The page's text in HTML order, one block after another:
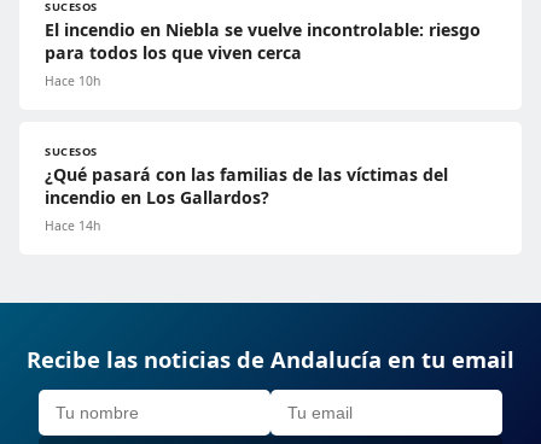
SUCESOS
El incendio en Niebla se vuelve incontrolable: riesgo
para todos los que viven cerca
Hace 10h
SUCESOS
¿Qué pasará con las familias de las víctimas del
incendio en Los Gallardos?
Hace 14h
Recibe las noticias de Andalucía en tu email